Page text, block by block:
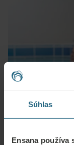
Súhlas
Ensana používa